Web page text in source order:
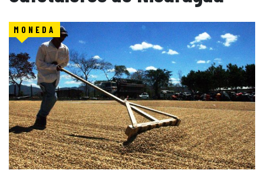
MONEDA